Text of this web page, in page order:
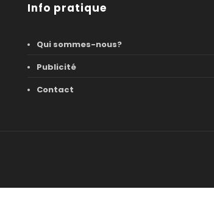
Info pratique
Qui sommes-nous?
Publicité
Contact